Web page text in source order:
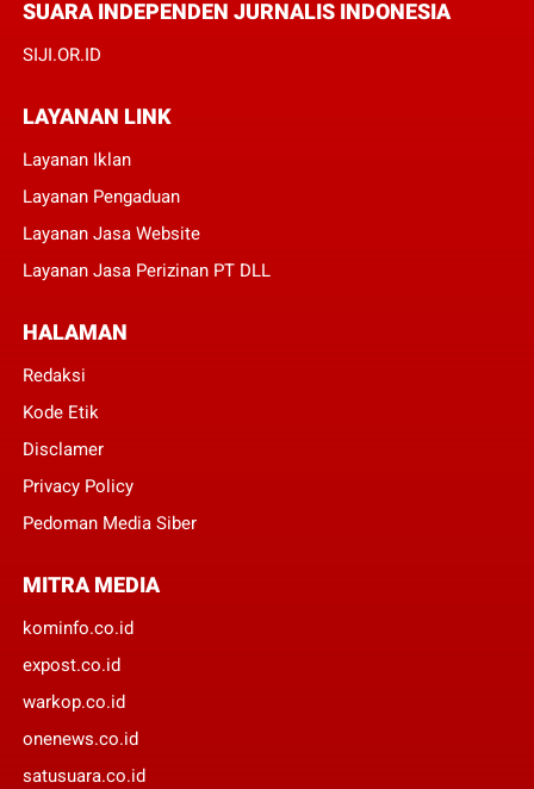
SUARA INDEPENDEN JURNALIS INDONESIA
SIJI.OR.ID
LAYANAN LINK
Layanan Iklan
Layanan Pengaduan
Layanan Jasa Website
Layanan Jasa Perizinan PT DLL
HALAMAN
Redaksi
Kode Etik
Disclamer
Privacy Policy
Pedoman Media Siber
MITRA MEDIA
kominfo.co.id
expost.co.id
warkop.co.id
onenews.co.id
satusuara.co.id